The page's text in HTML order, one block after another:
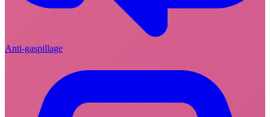
Anti-gaspillage